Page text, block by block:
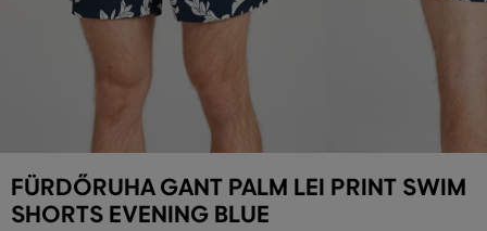
FÜRDŐRUHA GANT PALM LEI PRINT SWIM
SHORTS EVENING BLUE